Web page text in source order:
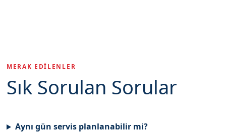
MERAK EDILENLER
Sık Sorulan Sorular
Aynı gün servis planlanabilir mi?